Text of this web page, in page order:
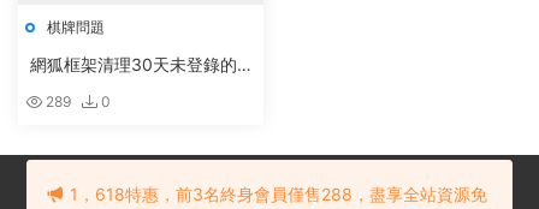
棋牌問題
網狐框架清理30天未登錄的
289 0
1，618特惠，前3名終身會員僅售288，盡享全站資源免